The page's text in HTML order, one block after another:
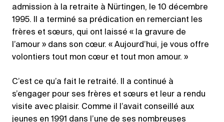
admission à la retraite à Nürtingen, le 10 décembre
1995. Il a terminé sa prédication en remerciant les
frères et sœurs, qui ont laissé « la gravure de
l’amour » dans son cœur. « Aujourd’hui, je vous offre
volontiers tout mon cœur et tout mon amour. »
C’est ce qu’a fait le retraité. Il a continué à
s’engager pour ses frères et sœurs et leur a rendu
visite avec plaisir. Comme il l’avait conseillé aux
jeunes en 1991 dans l’une de ses nombreuses